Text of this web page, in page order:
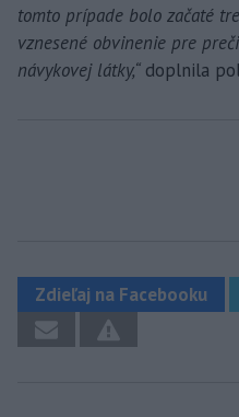
tomto prípade bolo začaté
vznesené obvinenie pre
návykovej látky,“ doplnila
Zdieľaj na Facebooku